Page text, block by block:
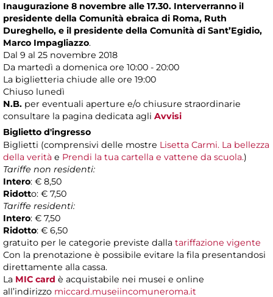
Inaugurazione 8 novembre alle 17.30. Interverranno il
presidente della Comunità ebraica di Roma, Ruth
Dureghello, e il presidente della Comunità di Sant’Egidio,
Marco Impagliazzo.
Dal 9 al 25 novembre 2018
Da martedì a domenica ore 10:00 - 20:00
La biglietteria chiude alle ore 19:00
Chiuso lunedì
N.B. per eventuali aperture e/o chiusure straordinarie
consultare la pagina dedicata agli Avvisi
Biglietto d'ingresso
Biglietti (comprensivi delle mostre Lisetta Carmi. La bellezza
della verità e Prendi la tua cartella e vattene da scuola.)
Tariffe non residenti:
Intero: € 8,50
Ridotto: € 7,50
Tariffe residenti:
Intero: € 7,50
Ridotto: € 6,50
gratuito per le categorie previste dalla tariffazione vigente
Con la prenotazione è possibile evitare la fila presentandosi
direttamente alla cassa.
La MIC card è acquistabile nei musei e online
all’indirizzo miccard.museiincomuneroma.it